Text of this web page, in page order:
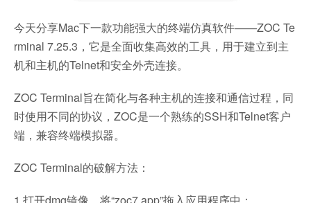
今天分享Mac下一款功能强大的终端仿真软件——ZOC Te
rminal 7.25.3，它是全面收集高效的工具，用于建立到主
机和主机的Telnet和安全外壳连接。
ZOC Terminal旨在简化与各种主机的连接和通信过程，同
时使用不同的协议，ZOC是一个熟练的SSH和Telnet客户
端，兼容终端模拟器。
ZOC Terminal的破解方法：